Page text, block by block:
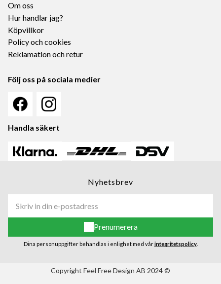
Om oss
Hur handlar jag?
Köpvillkor
Policy och cookies
Reklamation och retur
Följ oss på sociala medier
Handla säkert
Nyhetsbrev
Prenumerera
Dina personuppgifter behandlas i enlighet med vårintegritetspolicy.
Copyright Feel Free Design AB 2024 ©